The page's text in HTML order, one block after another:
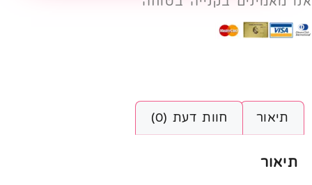
תיאור חוות דעת (0)
תיאור